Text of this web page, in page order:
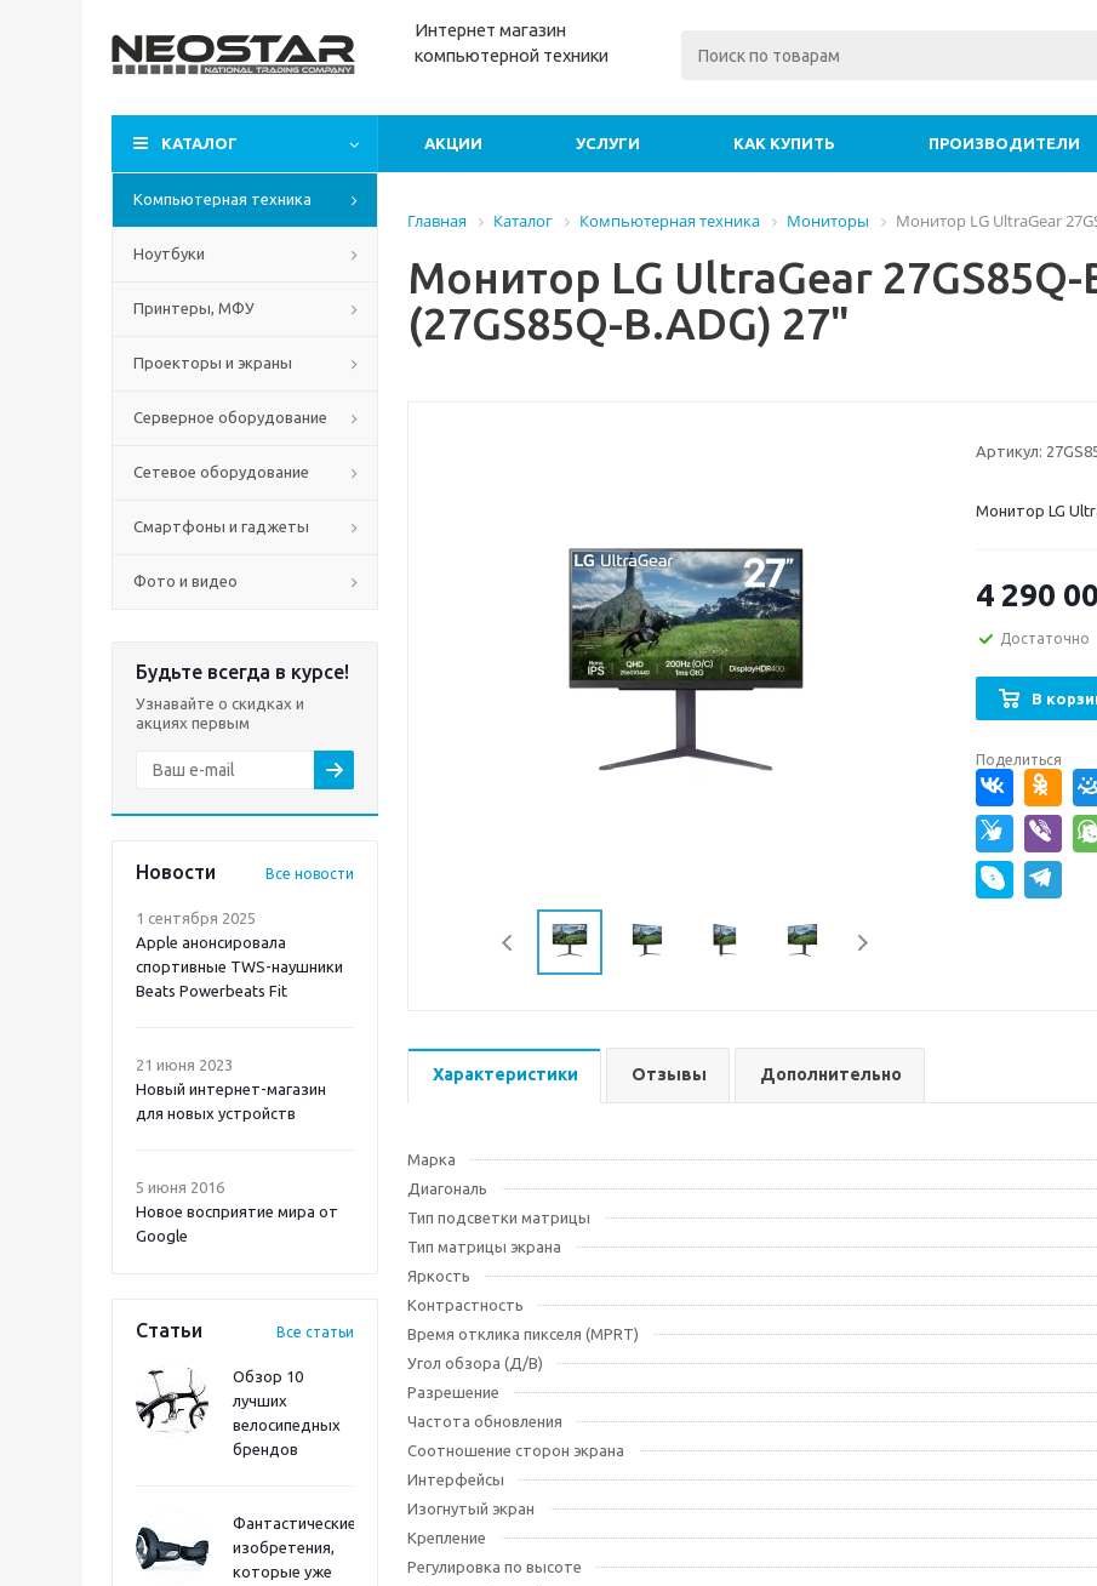
Интернет магазин
компьютерной техники
КАТАЛОГ АКЦИИ УСЛУГИ КАК КУПИТЬ ПРОИЗВОДИТЕЛИ
Компьютерная техника
Ноутбуки
Принтеры, МФУ
Проекторы и экраны
Серверное оборудование
Сетевое оборудование
Смартфоны и гаджеты
Фото и видео
Будьте всегда в курсе!
Узнавайте о скидках и
акциях первым
Новости Все новости
1 сентября 2025
Apple анонсировала
спортивные TWS-наушники
Beats Powerbeats Fit
21 июня 2023
Новый интернет-магазин
для новых устройств
5 июня 2016
Новое восприятие мира от
Google
Статьи Все статьи
Обзор 10
лучших
велосипедных
брендов
Фантастические
изобретения,
которые уже
Главная Каталог Компьютерная техника Мониторы Монитор LG UltraGear
Монитор LG UltraGear 27GS85Q-
(27GS85Q-B.ADG) 27"
Артикул:
Монитор LG
4 290
Достаточно
В
Поделиться
Характеристики Отзывы Дополнительно
Марка
Диагональ
Тип подсветки матрицы
Тип матрицы экрана
Яркость
Контрастность
Время отклика пикселя (MPRT)
Угол обзора (Д/В)
Разрешение
Частота обновления
Соотношение сторон экрана
Интерфейсы
Изогнутый экран
Крепление
Регулировка по высоте